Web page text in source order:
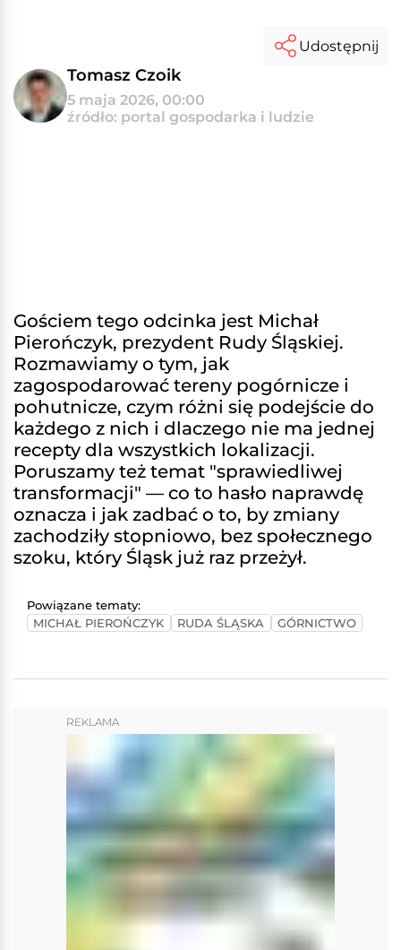
Tomasz Czoik
5 maja 2026, 00:00
źródło: portal gospodarka i ludzie
Udostępnij
Gościem tego odcinka jest Michał
Pierończyk, prezydent Rudy Śląskiej.
Rozmawiamy o tym, jak
zagospodarować tereny pogórnicze i
pohutnicze, czym różni się podejście do
każdego z nich i dlaczego nie ma jednej
recepty dla wszystkich lokalizacji.
Poruszamy też temat "sprawiedliwej
transformacji" — co to hasło naprawdę
oznacza i jak zadbać o to, by zmiany
zachodziły stopniowo, bez społecznego
szoku, który Śląsk już raz przeżył.
Powiązane tematy:
MICHAŁ PIEROŃCZYK
RUDA ŚLĄSKA GÓRNICTWO
REKLAMA